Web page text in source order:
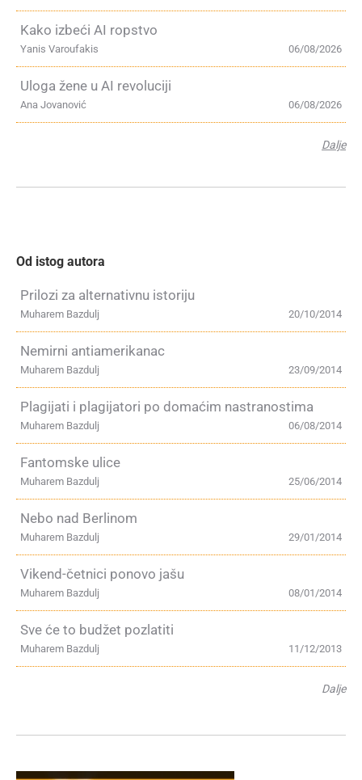
Kako izbeći AI ropstvo
06/08/2026
Yanis Varoufakis
Uloga žene u AI revoluciji
06/08/2026
Ana Jovanović
Dalje
Od istog autora
Prilozi za alternativnu istoriju
20/10/2014
Muharem Bazdulj
Nemirni antiamerikanac
23/09/2014
Muharem Bazdulj
Plagijati i plagijatori po domaćim nastranostima
06/08/2014
Muharem Bazdulj
Fantomske ulice
25/06/2014
Muharem Bazdulj
Nebo nad Berlinom
29/01/2014
Muharem Bazdulj
Vikend-četnici ponovo jašu
08/01/2014
Muharem Bazdulj
Sve će to budžet pozlatiti
11/12/2013
Muharem Bazdulj
Dalje